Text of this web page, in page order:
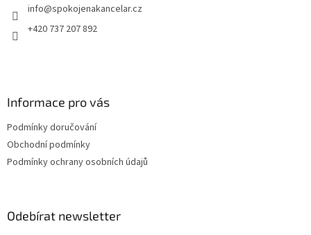
info@spokojenakancelar.cz
+420 737 207 892
Informace pro vás
Podmínky doručování
Obchodní podmínky
Podmínky ochrany osobních údajů
Odebírat newsletter